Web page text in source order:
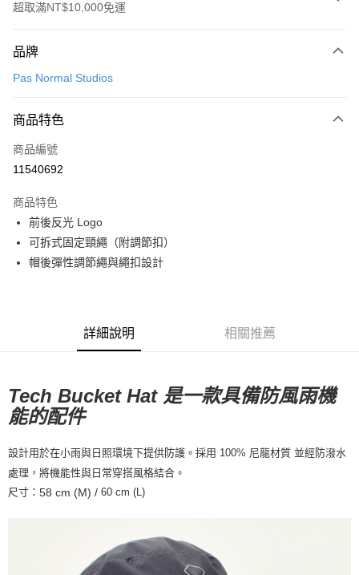
超取滿NT$10,000免運
信用卡一次付款
LINE Pay
Apple Pay
運送方式
全家店到店
每筆NT$80，滿NT$10,000(含以上)免運費
付款後7-11取貨
每筆NT$80，滿NT$10,000(含以上)免運費
宅配
每筆NT$130，滿NT$10,000(含以上)免運費
品牌
Pas Normal Studios
商品特色
商品編號
11540692
商品特色
前後反光 Logo
可拆式固定頸繩（附調節扣）
帽後彈性調節繩與繩扣設計
詳細說明 相關推薦
Tech Bucket Hat 是一款具備防風雨機
能的配件
設計用於在小雨與日照環境下提供防護。 採用 100% 尼龍材質 並經防潑水
處理，將機能性與日常穿搭風格結合。
尺寸： 58 cm (M) / 60 cm (L)